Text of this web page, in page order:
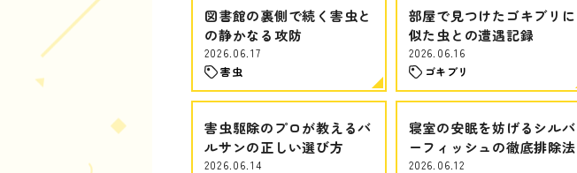
図書館の裏側で続く害虫と
の静かなる攻防
2026.06.17
害虫
部屋で見つけたゴキブリに
似た虫との遭遇記録
2026.06.16
ゴキブリ
害虫駆除のプロが教えるバ
ルサンの正しい選び方
2026.06.14
寝室の安眠を妨げるシルバ
ーフィッシュの徹底排除法
2026.06.12